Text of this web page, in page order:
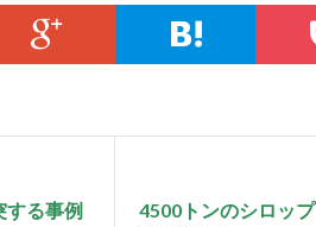
る事例 4500トンのシロップ